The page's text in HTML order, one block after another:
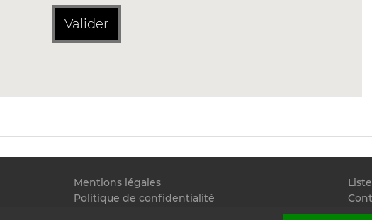
Valider
Mentions légales
Politique de confidentialité
Flux